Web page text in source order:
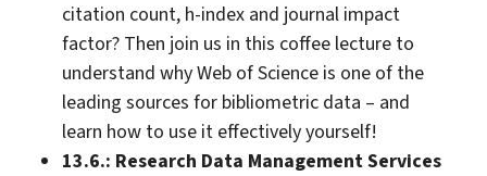
citation count, h-index and journal impact
factor? Then join us in this coffee lecture to
understand why Web of Science is one of the
leading sources for bibliometric data – and
learn how to use it effectively yourself!
13.6.: Research Data Management Services